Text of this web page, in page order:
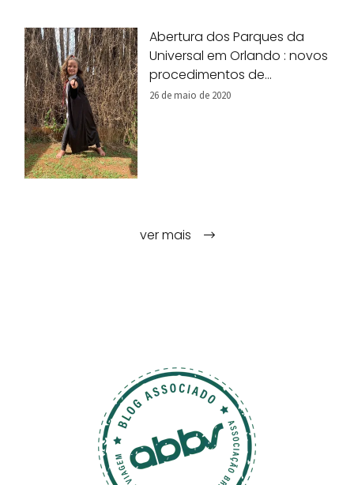
Abertura dos Parques da
Universal em Orlando : novos
procedimentos de
segurança
26 de maio de 2020
ver mais